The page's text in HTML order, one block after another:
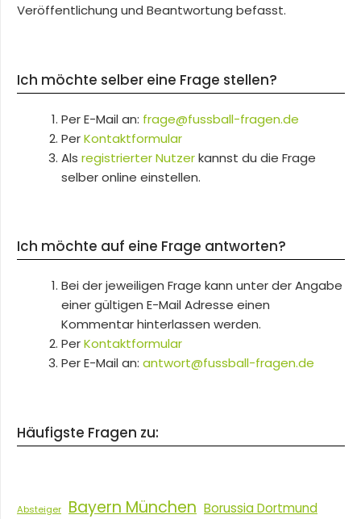
Veröffentlichung und Beantwortung befasst.
Ich möchte selber eine Frage stellen?
Per E-Mail an: frage@fussball-fragen.de
PerKontaktformular
Als registrierter Nutzerkannst du die Frage
selber online einstellen.
Ich möchte auf eine Frage antworten?
Bei der jeweiligen Frage kann unter der Angabe
einer gültigen E-Mail Adresse einen
Kommentar hinterlassen werden.
PerKontaktformular
Per E-Mail an: antwort@fussball-fragen.de
Häufigste Fragen zu:
Absteiger Bayern München Borussia Dortmund